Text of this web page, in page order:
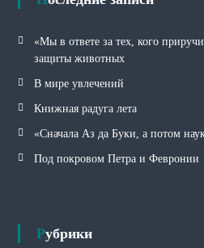
«Мы в ответе за тех, кого
защиты животных
В мире увлечений
Книжная радуга лета
«Сначала Аз да Буки, а потом
Под покровом Петра и Февронии
Рубрики